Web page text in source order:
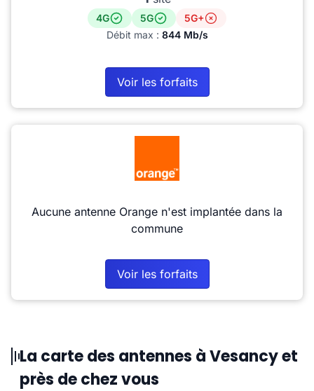
4G 5G
5G+
Débit max : 844 Mb/s
Voir les forfaits
Aucune antenne Orange n'est implantée dans la
commune
Voir les forfaits
La carte des antennes à Vesancy et
près de chez vous